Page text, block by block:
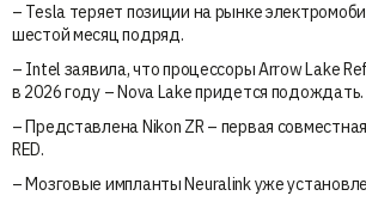
– Tesla теряет позиции на рынке
шестой месяц подряд.
– Intel заявила, что процессоры Arrow Lake
в 2026 году – Nova Lake придется подождать.
– Представлена Nikon ZR – первая
RED.
– Мозговые импланты Neuralink уже